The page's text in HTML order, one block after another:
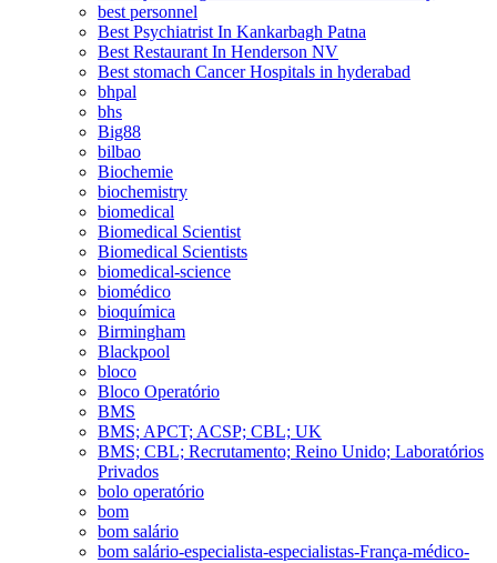
best personnel
Best Psychiatrist In Kankarbagh Patna
Best Restaurant In Henderson NV
Best stomach Cancer Hospitals in hyderabad
bhpal
bhs
Big88
bilbao
Biochemie
biochemistry
biomedical
Biomedical Scientist
Biomedical Scientists
biomedical-science
biomédico
bioquímica
Birmingham
Blackpool
bloco
Bloco Operatório
BMS
BMS; APCT; ACSP; CBL; UK
BMS; CBL; Recrutamento; Reino Unido; Laboratórios
Privados
bolo operatório
bom
bom salário
bom salário-especialista-especialistas-França-médico-